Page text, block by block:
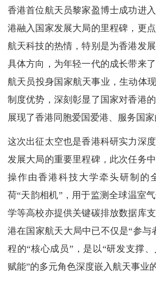
香港首位航天员黎家盈博士成功进
港融入国家发展大局的里程碑，更
航天科技的热情，特别是为香港发
具体方向，为年轻一代的成长带来
航天员投身国家航天事业，生动体
制度优势，深刻彰显了国家对香港
展现了香港同胞爱国爱港、服务国家
这次出征太空也是香港科研实力深
发展大局的重要里程碑，此次任务
操作由香港科技大学牵头研制的
荷“天韵相机”，用于监测全球温室
学等高校亦提供关键碳排放数据库
港在国家航天大局中已不仅是“参与
程的“核心成员”，是以“研发支撑
赋能”的多元角色深度嵌入航天事业